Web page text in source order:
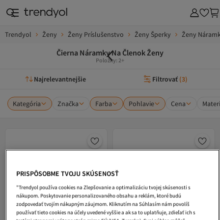
Trendyol Ženy Ženy Príslušenstvo Ženy Šperky Ženy
Čierna Náramky Na Členok Ženy
Položky: 2+
Najrelevantnejšie Filtrovať (3)
Kategória Značka Farba Pohlavie Cena
PRISPÔSOBME TVOJU SKÚSENOSŤ
"Trendyol používa cookies na Zlepšovanie a optimalizáciu tvojej skúsenosti s
nákupom. Poskytovanie personalizovaného obsahu a reklám, ktoré budú
zodpovedať tvojím nákupným záujmom. Kliknutím na Súhlasím nám povolíš
používať tieto cookies na účely uvedené vyššie a ak sa to uplatňuje, zdieľať ich s